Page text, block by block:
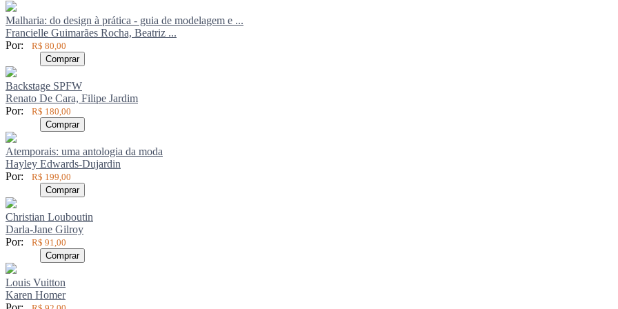
Malharia: do design à prática - guia de modelagem e ...
Francielle Guimarães Rocha, Beatriz ...
Por:
R$ 80,00
Comprar
Backstage SPFW
Renato De Cara, Filipe Jardim
Por:
R$ 180,00
Comprar
Atemporais: uma antologia da moda
Hayley Edwards-Dujardin
Por:
R$ 199,00
Comprar
Christian Louboutin
Darla-Jane Gilroy
Por:
R$ 91,00
Comprar
Louis Vuitton
Karen Homer